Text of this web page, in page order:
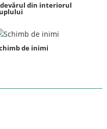
din interiorul
de inimi